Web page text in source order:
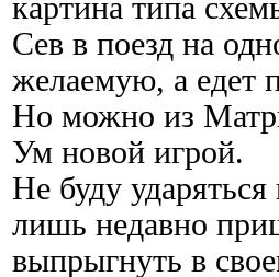
картина типа
Сев в поезд на
желаемую, а едет
Но можно из
Ум новой игрой.
Не буду
лишь недавно
выпрыгнуть в